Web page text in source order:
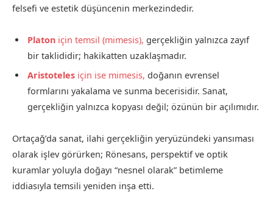
felsefi ve estetik düşüncenin merkezindedir.
Platon için temsil (mimesis), gerçekliğin yalnızca zayıf
bir taklididir; hakikatten uzaklaşmadır.
Aristoteles için ise mimesis, doğanın evrensel
formlarını yakalama ve sunma becerisidir. Sanat,
gerçekliğin yalnızca kopyası değil; özünün bir açılımıdır.
Ortaçağ’da sanat, ilahi gerçekliğin yeryüzündeki yansıması
olarak işlev görürken; Rönesans, perspektif ve optik
kuramlar yoluyla doğayı “nesnel olarak” betimleme
iddiasıyla temsili yeniden inşa etti.